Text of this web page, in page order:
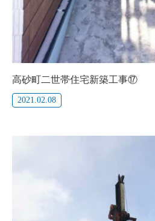
高砂町二世帯住宅新築工事⑰
2021.02.08